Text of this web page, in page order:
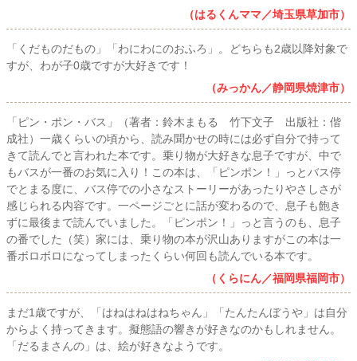
（はるくんママ／埼玉県草加市）
「くだものだもの」「わにわにのおふろ」。どちらも2歳以降対象で
すが、わが子0歳ですが大好きです！
（みっかん／静岡県焼津市）
「ピン・ポン・バス」（著者：鈴木まもる 竹下文子 出版社：偕
成社）一歳くらいの頃から、読み聞かせの時には必ず自分で持って
きて読んでと言われた本です。乗り物が大好きな息子ですが、中で
もバスが一番のお気に入り！この本は、「ピンポン！」っとバス停
でとまる度に、バス停での小さなストーリーがあったりやさしさが
感じられる内容です。一ページごとに話が変わるので、息子も飽き
ずに最後まで読んでいました。「ピンポン！」っと言うのも、息子
の番でした（笑）家には、乗り物の本が沢山ありますがこの本は一
番ボロボロになってしまったくらい何回も読んでいる本です。
（くらにん／福岡県福岡市）
まだ1歳ですが、「はねはねはねちゃん」「たんたんぼうや」は自分
からよく持ってきます。擬態語の響きが好きなのかもしれません。
「だるまさんの」は、絵が好きなようです。